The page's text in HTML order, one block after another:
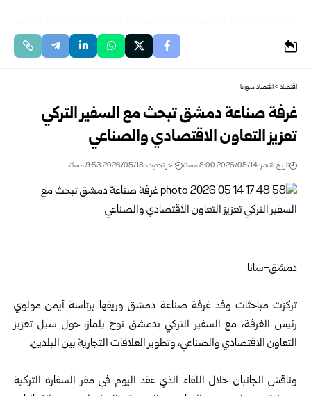
اقتصاد>اقتصاد سوريا
غرفة صناعة دمشق ‏تبحث مع السفير التركي
تعزيز التعاون الاقتصادي والصناعي
تاريخ النشر: 2026/05/14 8:00 مساءً اخر تحديث: 2026/05/18 9:53 مساءً
دمشق-سانا
تركزت مباحثات وفدغرفة صناعة دمشق وريفها برئاسة أيمن مولوي
رئيس الغرفة، مع السفير التركي بدمشق نوح يلماز، حول سبل تعزيز
التعاون الاقتصادي والصناعي، وتطوير العلاقات التجارية بين البلدين.
وناقش الجانبان خلال اللقاء الذي عقد اليوم في مقر السفارة التركية